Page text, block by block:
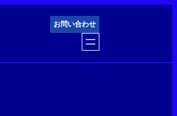
お問い合わせ